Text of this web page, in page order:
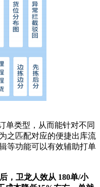
单类型，从而能针对不同
之匹配对应的便捷出库流
等功能可以有效辅助打单
，卫龙人效从 180单/小